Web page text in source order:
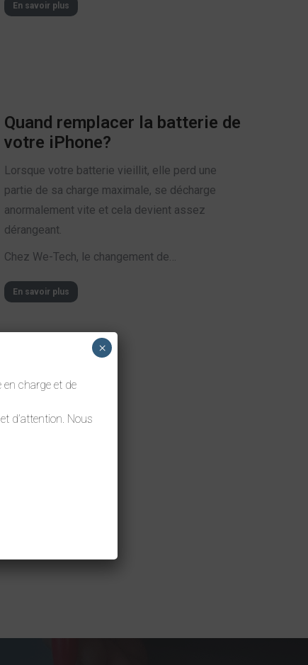
En savoir plus
Quand remplacer la batterie de
votre iPhone?
Lorsque votre batterie vieillit, elle perd une
partie de sa charge maximale, se décharge
anormalement vite et cela devient assez
dérangeant.
Chez We-Tech, le changement de…
En savoir plus
en charge et de
d’attention. Nous
×